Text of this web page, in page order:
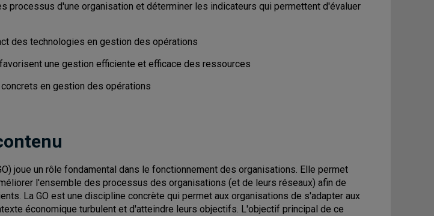
processus d'une organisation et déterminer les indicateurs qui permettent d'évaluer
des technologies en gestion des opérations
une gestion efficiente et efficace des ressources
en gestion des opérations
joue un rôle fondamental dans le fonctionnement des organisations. Elle permet
l'ensemble des processus des organisations (et de leurs réseaux) afin de
La GO est une discipline concrète qui permet aux organisations de s'adapter aux
économique turbulent et d'atteindre leurs objectifs. L'objectif principal de ce